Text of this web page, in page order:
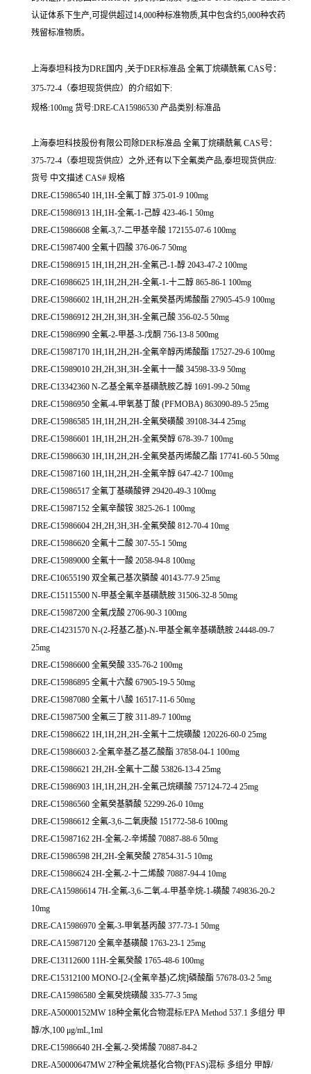
认证体系下生产,可提供超过14,000种标准物质,其中包含约5,000种农药
残留标准物质。
上海泰坦科技为DRE国内 ,关于DER标准品 全氟丁烷磺酰氟 CAS号：
375-72-4（泰坦现货供应）的介绍如下:
规格:100mg 货号:DRE-CA15986530 产品类别:标准品
上海泰坦科技股份有限公司除DER标准品 全氟丁烷磺酰氟 CAS号：
375-72-4（泰坦现货供应）之外,还有以下全氟类产品,泰坦现货供应:
货号 中文描述 CAS# 规格
DRE-C15986540 1H,1H-全氟丁醇 375-01-9 100mg
DRE-C15986913 1H,1H-全氟-1-己醇 423-46-1 50mg
DRE-C15986608 全氟-3,7-二甲基辛酸 172155-07-6 100mg
DRE-C15987400 全氟十四酸 376-06-7 50mg
DRE-C15986915 1H,1H,2H,2H-全氟己-1-醇 2043-47-2 100mg
DRE-C16986625 1H,1H,2H,2H-全氟-1-十二醇 865-86-1 100mg
DRE-C15986602 1H,1H,2H,2H-全氟癸基丙烯酸酯 27905-45-9 100mg
DRE-C15986912 2H,2H,3H,3H-全氟己酸 356-02-5 50mg
DRE-C15986990 全氟-2-甲基-3-戊酮 756-13-8 500mg
DRE-C15987170 1H,1H,2H,2H-全氟辛醇丙烯酸酯 17527-29-6 100mg
DRE-C15989010 2H,2H,3H,3H-全氟十一酸 34598-33-9 50mg
DRE-C13342360 N-乙基全氟辛基磺酰胺乙醇 1691-99-2 50mg
DRE-C15986950 全氟-4-甲氧基丁酸 (PFMOBA) 863090-89-5 25mg
DRE-C15986585 1H,1H,2H,2H-全氟癸磺酸 39108-34-4 25mg
DRE-C15986601 1H,1H,2H,2H-全氟癸醇 678-39-7 100mg
DRE-C15986630 1H,1H,2H,2H-全氟癸基丙烯酸乙酯 17741-60-5 50mg
DRE-C15987160 1H,1H,2H,2H-全氟辛醇 647-42-7 100mg
DRE-C15986517 全氟丁基磺酸钾 29420-49-3 100mg
DRE-C15987152 全氟辛酸铵 3825-26-1 100mg
DRE-C15986604 2H,2H,3H,3H-全氟癸酸 812-70-4 10mg
DRE-C15986620 全氟十二酸 307-55-1 50mg
DRE-C15989000 全氟十一酸 2058-94-8 100mg
DRE-C10655190 双全氟己基次膦酸 40143-77-9 25mg
DRE-C15115500 N-甲基全氟辛基磺酰胺 31506-32-8 50mg
DRE-C15987200 全氟戊酸 2706-90-3 100mg
DRE-C14231570 N-(2-羟基乙基)-N-甲基全氟辛基磺酰胺 24448-09-7
25mg
DRE-C15986600 全氟癸酸 335-76-2 100mg
DRE-C15986895 全氟十六酸 67905-19-5 50mg
DRE-C15987080 全氟十八酸 16517-11-6 50mg
DRE-C15987500 全氟三丁胺 311-89-7 100mg
DRE-C15986622 1H,1H,2H,2H-全氟十二烷磺酸 120226-60-0 25mg
DRE-C15986603 2-全氟辛基乙基乙酸酯 37858-04-1 100mg
DRE-C15986621 2H,2H-全氟十二酸 53826-13-4 25mg
DRE-C15986903 1H,1H,2H,2H-全氟己烷磺酸 757124-72-4 25mg
DRE-C15986560 全氟癸基膦酸 52299-26-0 10mg
DRE-C15986612 全氟-3,6-二氧庚酸 151772-58-6 100mg
DRE-C15987162 2H-全氟-2-辛烯酸 70887-88-6 50mg
DRE-C15986598 2H,2H-全氟癸酸 27854-31-5 10mg
DRE-C15986624 2H-全氟-2-十二烯酸 70887-94-4 10mg
DRE-CA15986614 7H-全氟-3,6-二氧-4-甲基辛烷-1-磺酸 749836-20-2
10mg
DRE-CA15986970 全氟-3-甲氧基丙酸 377-73-1 50mg
DRE-CA15987120 全氟辛基磺酸 1763-23-1 25mg
DRE-C13112600 11H-全氟癸酸 1765-48-6 100mg
DRE-C15312100 MONO-[2-(全氟辛基)乙烷]磷酸酯 57678-03-2 5mg
DRE-CA15986580 全氟癸烷磺酸 335-77-3 5mg
DRE-A50000152MW 18种全氟化合物混标/EPA Method 537.1 多组分 甲
醇/水,100 μg/mL,1ml
DRE-C15986640 2H-全氟-2-癸烯酸 70887-84-2
DRE-A50000647MW 27种全氟烷基化合物(PFAS)混标 多组分 甲醇/